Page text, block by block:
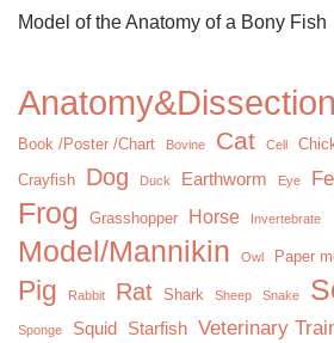
Model of the Anatomy of a Bony Fish
Anatomy&Dissection
Book /Poster /Chart Bovine Cat Cell
Crayfish Dog Duck Earthworm Eye
Frog Grasshopper Horse Invertebrate
Model/Mannikin Owl Paper
Pig Rabbit Rat Shark Sheep Snake
Sponge Squid Starfish Veterinary